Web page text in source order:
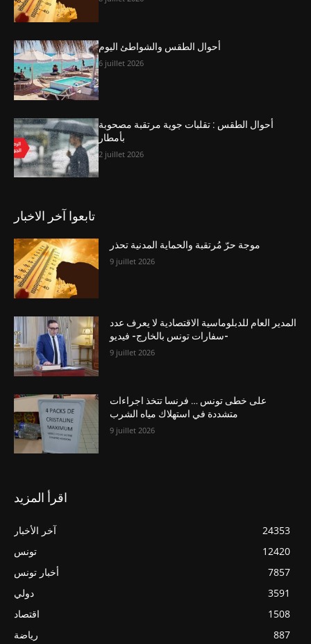
أحوال الطقس والشواطئ اليوم
6 juillet 2026
أحوال الطقس : تقلبات جوية مرتقبة مصحوبة
بأمطار
2 juillet 2026
تابعوا آخر الاخبار
موجة حرّ مُرتقبة والحماية المدنية تحذر
9 juillet 2026
المدير العام للدبلوماسية الاقتصادية لا يعرف عدد
سفارات تونس بالخارج- فيديو-
9 juillet 2026
على خطى تونس … فرنسا تتخذ اجراءات
متشددة في استهلاك مياه الشرب
9 juillet 2026
اقرأ المزيد
آخر الأخبار
24353
تونس
12420
أخبار تونس
7857
دولي
3591
اقتصاد
1508
رياضة
887